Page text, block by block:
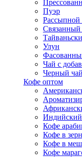
Пуэр
Рассыпной
Связанный
Улун
Чай с
Черный чай
Кофе оптом
Кофе
Кофе в
Кофе в
Кофе